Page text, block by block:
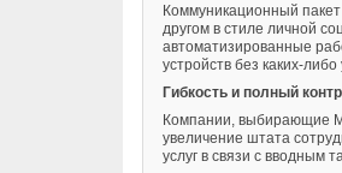
Коммуникационный
другом в стиле личной
автоматизированные
устройств без каких-
Гибкость и полный
Компании, выбирающие
увеличение штата
услуг в связи с вводным